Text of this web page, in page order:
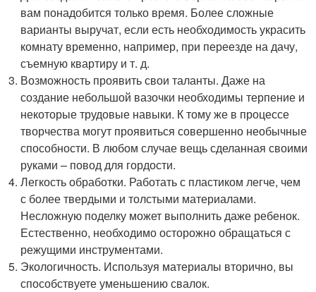
вам понадобится только время. Более сложные
варианты выручат, если есть необходимость украсить
комнату временно, например, при переезде на дачу,
съемную квартиру и т. д.
Возможность проявить свои таланты. Даже на
создание небольшой вазочки необходимы терпение и
некоторые трудовые навыки. К тому же в процессе
творчества могут проявиться совершенно необычные
способности. В любом случае вещь сделанная своими
руками – повод для гордости.
Легкость обработки. Работать с пластиком легче, чем
с более твердыми и толстыми материалами.
Несложную поделку может выполнить даже ребенок.
Естественно, необходимо осторожно обращаться с
режущими инструментами.
Экологичность. Используя материалы вторично, вы
способствуете уменьшению свалок.